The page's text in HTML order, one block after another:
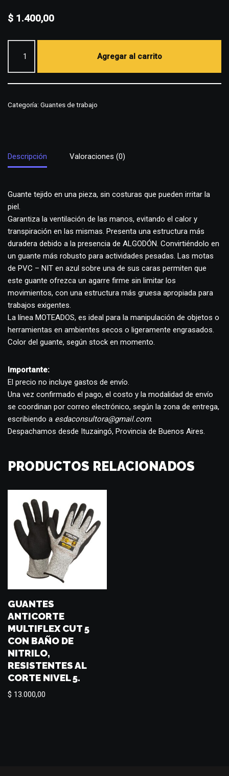
$ 1.400,00
Agregar al carrito
Categoría: Guantes de trabajo
Descripción Valoraciones (0)
Guante tejido en una pieza, sin costuras que pueden irritar la
piel.
Garantiza la ventilación de las manos, evitando el calor y
transpiración en las mismas. Presenta una estructura más
duradera debido a la presencia de ALGODÓN. Convirtiéndolo en
un guante más robusto para actividades pesadas. Las motas
de PVC – NIT en azul sobre una de sus caras permiten que
este guante ofrezca un agarre firme sin limitar los
movimientos, con una estructura más gruesa apropiada para
trabajos exigentes.
La línea MOTEADOS, es ideal para la manipulación de objetos o
herramientas en ambientes secos o ligeramente engrasados.
Color del guante, según stock en momento.
Importante:
El precio no incluye gastos de envío.
Una vez confirmado el pago, el costo y la modalidad de envío
se coordinan por correo electrónico, según la zona de entrega,
escribiendo a esdaconsultora@gmail.com.
Despachamos desde Ituzaingó, Provincia de Buenos Aires.
PRODUCTOS RELACIONADOS
GUANTES
ANTICORTE
MULTIFLEX CUT 5
CON BAÑO DE
NITRILO,
RESISTENTES AL
CORTE NIVEL 5.
$ 13.000,00